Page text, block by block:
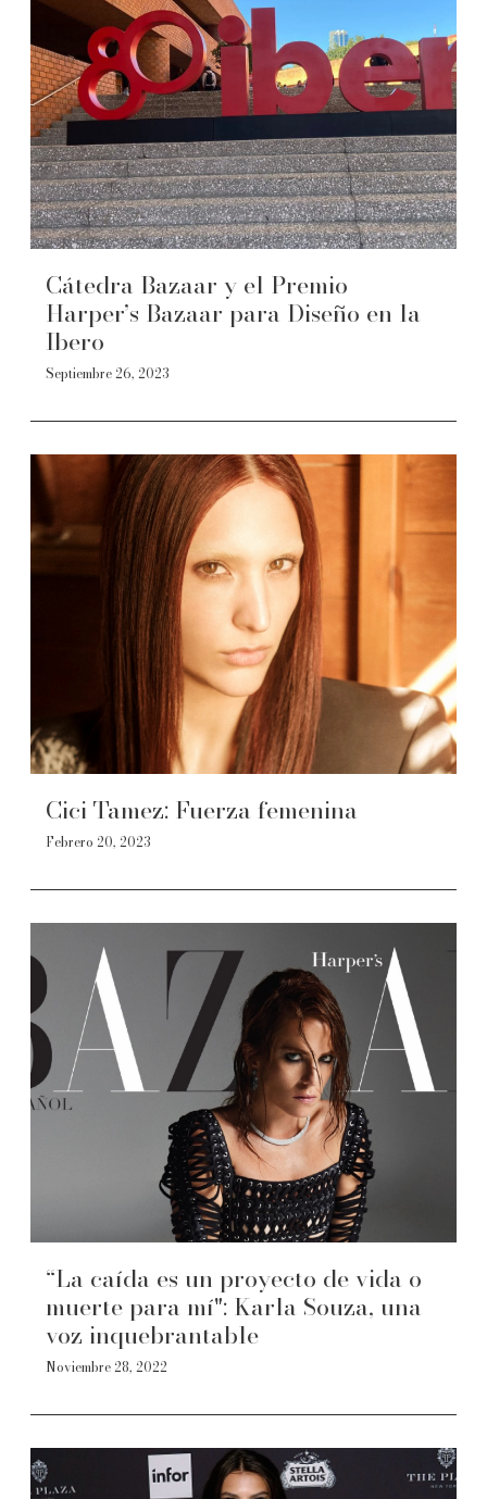
Cátedra Bazaar y el Premio
Harper’s Bazaar para Diseño en la
Ibero
Septiembre 26, 2023
Cici Tamez: Fuerza femenina
Febrero 20, 2023
“La caída es un proyecto de vida o
muerte para mí": Karla Souza, una
voz inquebrantable
Noviembre 28, 2022